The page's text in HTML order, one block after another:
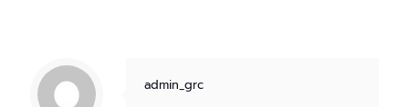
admin_grc